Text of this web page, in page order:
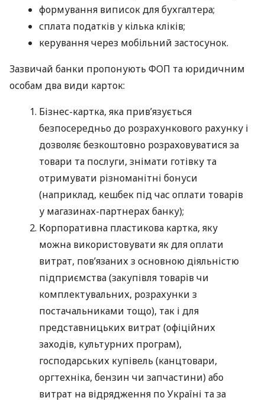
формування виписок для бухгалтера;
сплата податків у кілька кліків;
керування через мобільний застосунок.
Зазвичай банки пропонують ФОП та юридичним
особам два види карток:
Бізнес-картка, яка прив’язується
безпосередньо до розрахункового рахунку і
дозволяє безкоштовно розраховуватися за
товари та послуги, знімати готівку та
отримувати різноманітні бонуси
(наприклад, кешбек під час оплати товарів
у магазинах-партнерах банку);
Корпоративна пластикова картка, яку
можна використовувати як для оплати
витрат, пов’язаних з основною діяльністю
підприємства (закупівля товарів чи
комплектувальних, розрахунки з
постачальниками тощо), так і для
представницьких витрат (офіційних
заходів, культурних програм),
господарських купівель (канцтовари,
оргтехніка, бензин чи запчастини) або
витрат на відрядження по Україні та за